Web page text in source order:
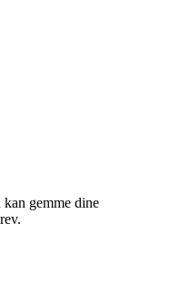
gemme dine